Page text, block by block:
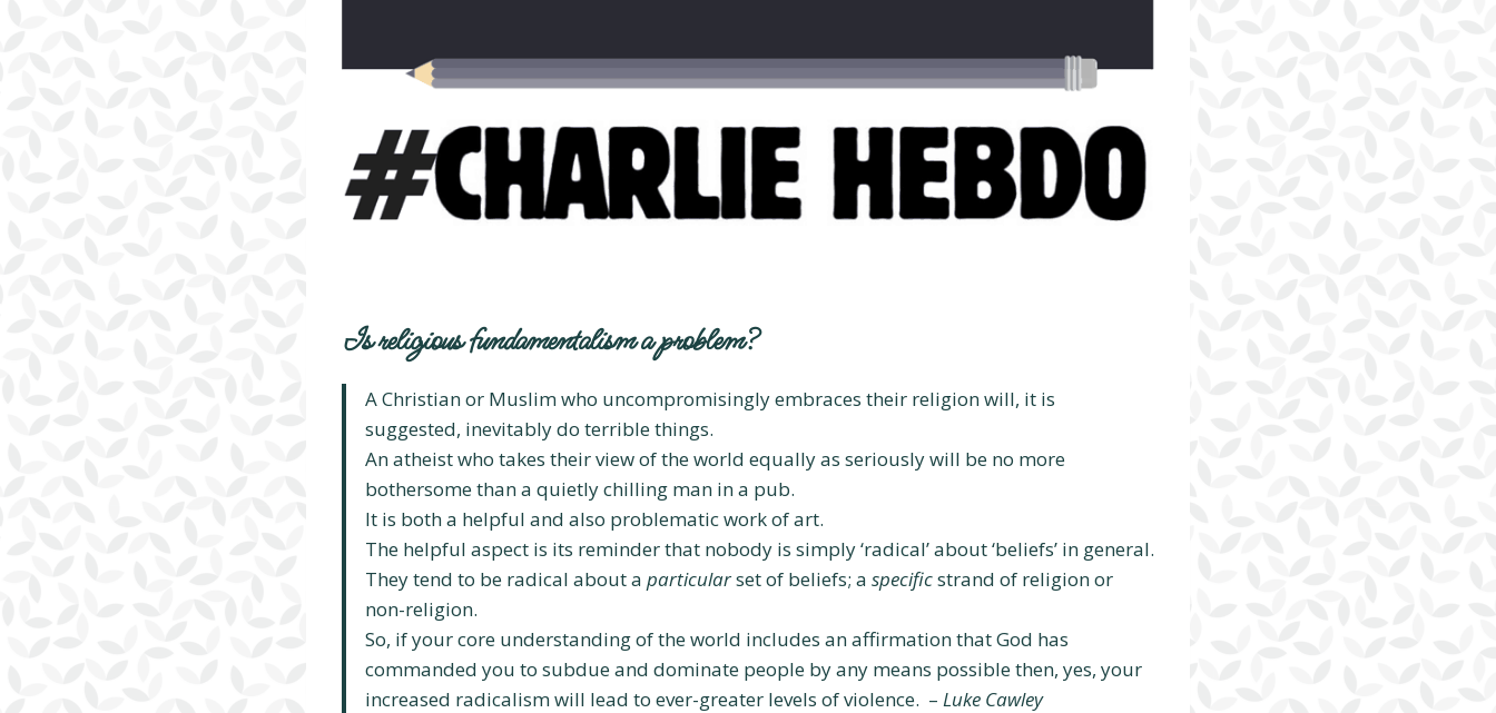
Is religious fundamentalism a problem?
A Christian or Muslim who uncompromisingly embraces their religion will, it is
suggested, inevitably do terrible things.
An atheist who takes their view of the world equally as seriously will be no more
bothersome than a quietly chilling man in a pub.
It is both a helpful and also problematic work of art.
The helpful aspect is its reminder that nobody is simply ‘radical’ about ‘beliefs’ in general.
They tend to be radical about a particularset of beliefs; a specificstrand of religion or
non-religion.
So, if your core understanding of the world includes an affirmation that God has
commanded you to subdue and dominate people by any means possible then, yes, your
increased radicalism will lead to ever-greater levels of violence. – Luke Cawley